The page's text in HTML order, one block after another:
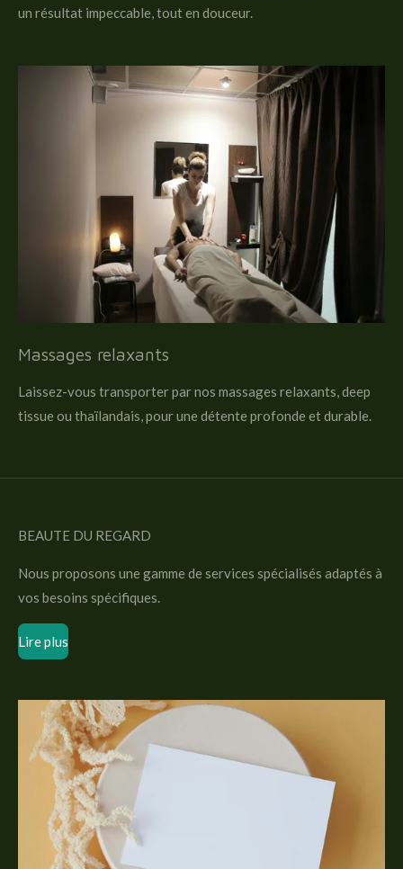
un résultat impeccable, tout en douceur.
Massages relaxants
Laissez-vous transporter par nos massages relaxants, deep
tissue ou thaïlandais, pour une détente profonde et durable.
BEAUTE DU REGARD
Nous proposons une gamme de services spécialisés adaptés à
vos besoins spécifiques.
Lire plus